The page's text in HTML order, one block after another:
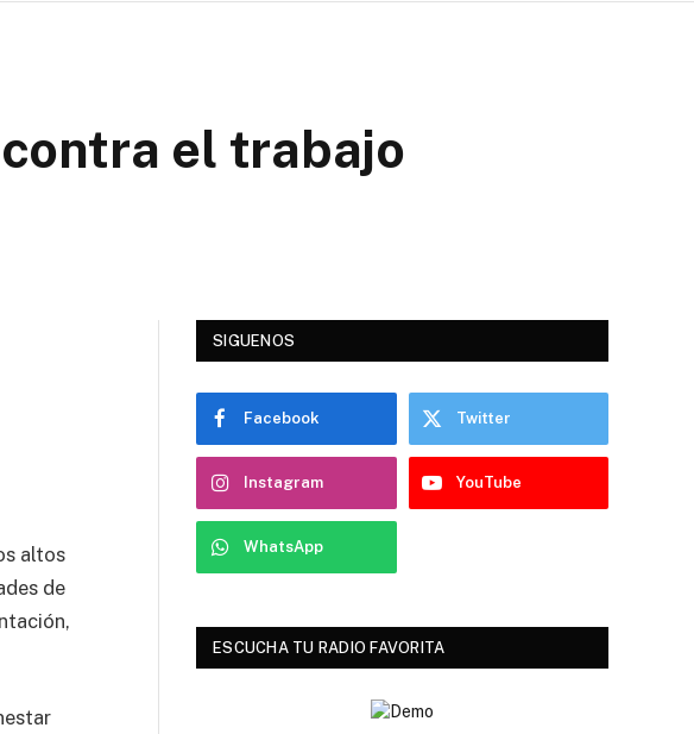
el trabajo
altos
de
SIGUENOS
Facebook Twitter
Instagram YouTube
WhatsApp
ESCUCHA TU RADIO FAVORITA